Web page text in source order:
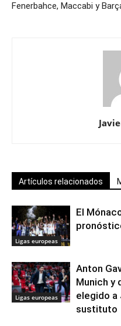
Fenerbahce, Maccabi y
Artículos relacionados
Ligas europeas
El
Ligas europeas
Anton
Munich y
elegido a
sustituto